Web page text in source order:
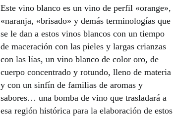
Este vino blanco es un vino de perfil «orange»,
«naranja, «brisado» y demás terminologías que
se le dan a estos vinos blancos con un tiempo
de maceración con las pieles y largas crianzas
con las lías, un vino blanco de color oro, de
cuerpo concentrado y rotundo, lleno de materia
y con un sinfín de familias de aromas y
sabores… una bomba de vino que trasladará a
esa región histórica para la elaboración de estos